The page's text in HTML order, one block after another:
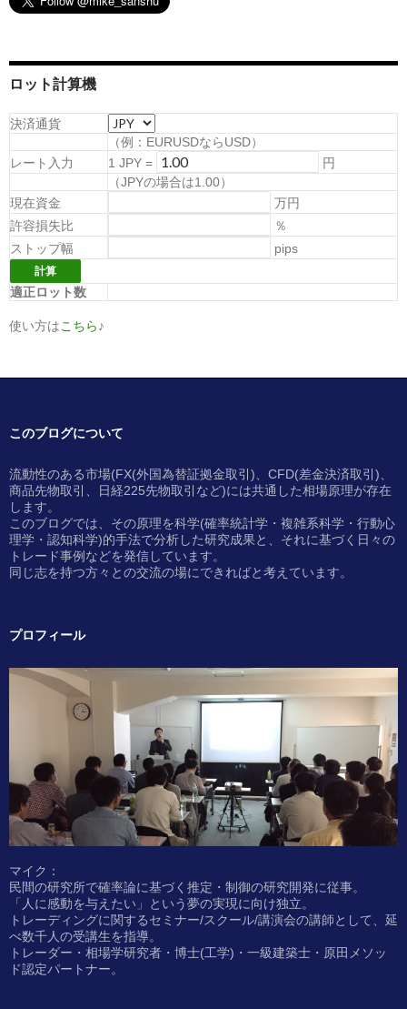
ロット計算機
決済通貨
（例：EURUSDならUSD）
レート入力
1 JPY =
円
（JPYの場合は1.00）
現在資金
万円
許容損失比
％
ストップ幅
pips
適正ロット数
使い方はこちら♪
このブログについて
流動性のある市場(FX(外国為替証拠金取引)、CFD(差金決済取引)、
商品先物取引、日経225先物取引など)には共通した相場原理が存在
します。
このブログでは、その原理を科学(確率統計学・複雑系科学・行動心
理学・認知科学)的手法で分析した研究成果と、それに基づく日々の
トレード事例などを発信しています。
同じ志を持つ方々との交流の場にできればと考えています。
プロフィール
マイク：
民間の研究所で確率論に基づく推定・制御の研究開発に従事。
「人に感動を与えたい」という夢の実現に向け独立。
トレーディングに関するセミナー/スクール/講演会の講師として、延
べ数千人の受講生を指導。
トレーダー・相場学研究者・博士(工学)・一級建築士・原田メソッ
ド認定パートナー。